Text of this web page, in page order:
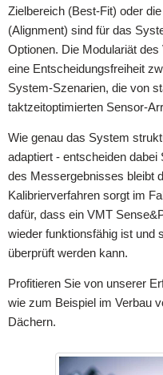
Zielbereich (Best-Fit) oder
(Alignment) sind für das
Optionen. Die Modulariät
eine Entscheidungsfreiheit
System-Szenarien, die von
taktzeitoptimierten Sensor-
Wie genau das System
adaptiert - entscheiden
des Messergebnisses bleibt
Kalibrierverfahren sorgt im
dafür, dass ein VMT
wieder funktionsfähig ist und
überprüft werden kann.
Profitieren Sie von unserer
wie zum Beispiel im Verbau
Dächern.